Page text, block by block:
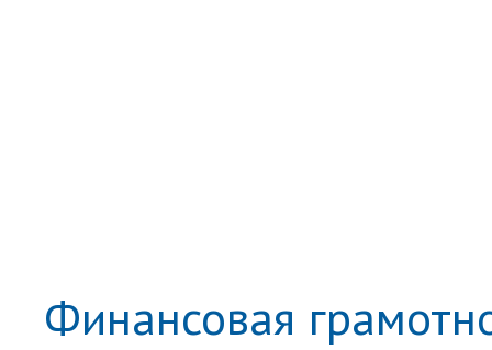
Финансовая